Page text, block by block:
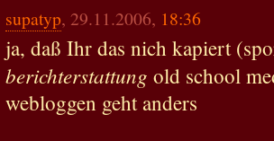
supatyp, 29.11.2006, 18:36
ja, daß Ihr das nich kapiert
berichterstattung old school
webloggen geht anders